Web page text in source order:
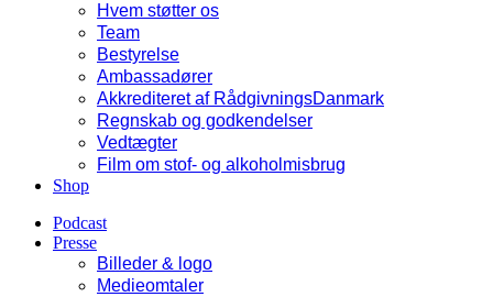
Hvem støtter os
Team
Bestyrelse
Ambassadører
Akkrediteret af RådgivningsDanmark
Regnskab og godkendelser
Vedtægter
Film om stof- og alkoholmisbrug
Shop
Podcast
Presse
Billeder & logo
Medieomtaler